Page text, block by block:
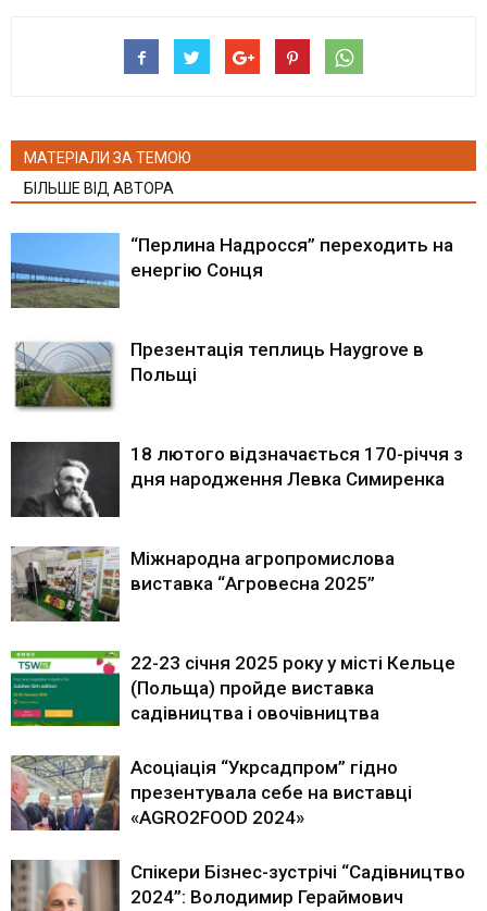
МАТЕРІАЛИ ЗА ТЕМОЮ
БІЛЬШЕ ВІД АВТОРА
“Перлина Надросся” переходить на
енергію Сонця
Презентація теплиць Haygrove в
Польщі
18 лютого відзначається 170-річчя з
дня народження Левка Симиренка
Міжнародна агропромислова
виставка “Агровесна 2025”
22-23 січня 2025 року у місті Кельце
(Польща) пройде виставка
садівництва і овочівництва
Асоціація “Укрсадпром” гідно
презентувала себе на виставці
«AGRO2FOOD 2024»
Спікери Бізнес-зустрічі “Садівництво
2024”: Володимир Гераймович